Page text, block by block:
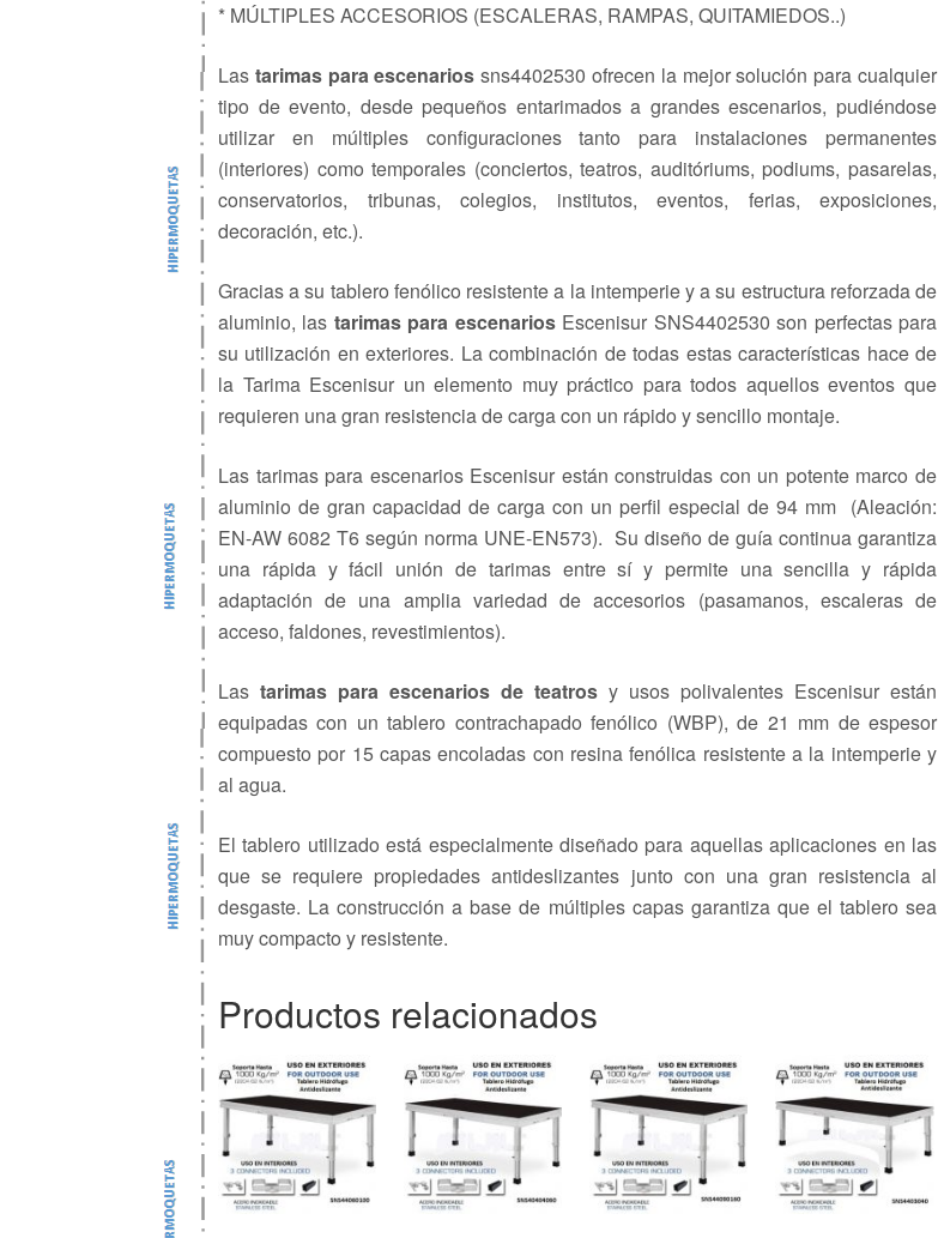
* MÚLTIPLES ACCESORIOS (ESCALERAS, RAMPAS, QUITAMIEDOS..)
Las tarimas para escenarios sns4402530 ofrecen la mejor solución para cualquier
tipo de evento, desde pequeños entarimados a grandes escenarios, pudiéndose
utilizar en múltiples configuraciones tanto para instalaciones permanentes
(interiores) como temporales (conciertos, teatros, auditóriums, podiums, pasarelas,
conservatorios, tribunas, colegios, institutos, eventos, ferias, exposiciones,
decoración, etc.).
Gracias a su tablero fenólico resistente a la intemperie y a su estructura reforzada de
aluminio, las tarimas para escenariosEscenisur SNS4402530 son perfectas para
su utilización en exteriores. La combinación de todas estas características hace de
la Tarima Escenisur un elemento muy práctico para todos aquellos eventos que
requieren una gran resistencia de carga con un rápido y sencillo montaje.
Las tarimas para escenarios Escenisur están construidas con un potente marco de
aluminio de gran capacidad de carga con un perfil especial de 94 mm (Aleación:
EN-AW 6082 T6 según norma UNE-EN573). Su diseño de guía continua garantiza
una rápida y fácil unión de tarimas entre sí y permite una sencilla y rápida
adaptación de una amplia variedad de accesorios (pasamanos, escaleras de
acceso, faldones, revestimientos).
Las tarimas para escenarios de teatros y usos polivalentes Escenisur están
equipadas con un tablero contrachapado fenólico (WBP), de 21 mm de espesor
compuesto por 15 capas encoladas con resina fenólica resistente a la intemperie y
al agua.
El tablero utilizado está especialmente diseñado para aquellas aplicaciones en las
que se requiere propiedades antideslizantes junto con una gran resistencia al
desgaste. La construcción a base de múltiples capas garantiza que el tablero sea
muy compacto y resistente.
Productos relacionados